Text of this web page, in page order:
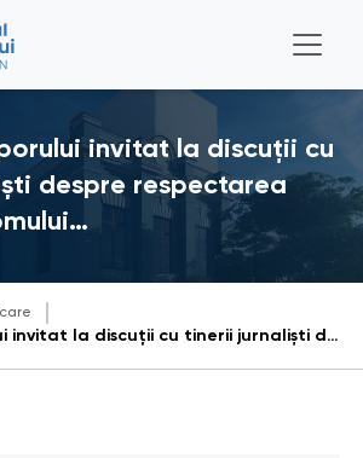
invitat la discuții cu
despre respectarea
Avocatul Poporului invitat la discuții cu tinerii jurnaliști despre respectarea drepturilor omului în mass-media